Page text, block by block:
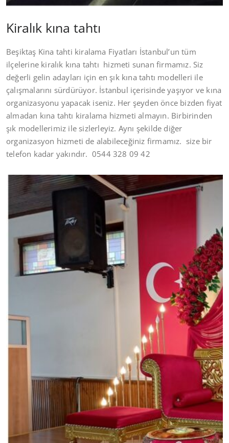
Kiralık kına tahtı
Beşiktaş Kina tahti kiralama Fiyatları İstanbul’un tüm
ilçelerine kiralık kına tahtı hizmeti sunan firmamız. Siz
değerli gelin adayları için en şık kına tahtı modelleri ile
çalışmalarını sürdürüyor. İstanbul içerisinde yaşıyor ve kına
organizasyonu yapacak iseniz. Her şeyden önce bizden fiyat
almadan kına tahtı kiralama hizmeti almayın. Birbirinden
şık modellerimiz ile sizlerleyiz. Aynı şekilde diğer
organizasyon hizmeti de alabileceğiniz firmamız. size bir
telefon kadar yakındır. 0544 328 09 42